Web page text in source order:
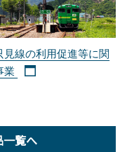
見線の利用促進等に関
業
一覧へ